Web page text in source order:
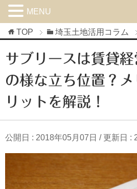
TOP 埼玉土地活用コラム
サブリースは賃貸
の様な立ち位置？
リットを解説！
公開日 : 2018年05月07日 / 更新日 :
MENU